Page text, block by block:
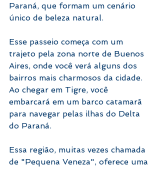
Paraná, que formam um cenário
único de beleza natural.
Esse passeio começa com um
trajeto pela zona norte de Buenos
Aires, onde você verá alguns dos
bairros mais charmosos da cidade.
Ao chegar em Tigre, você
embarcará em um barco catamarã
para navegar pelas ilhas do Delta
do Paraná.
Essa região, muitas vezes chamada
de "Pequena Veneza", oferece uma